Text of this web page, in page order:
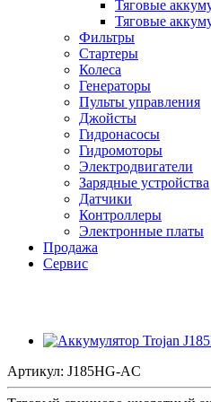
Тяговые
Тяговые
Фильтры
Стартеры
Колеса
Генераторы
Пульты управления
Джойсты
Гидронасосы
Гидромоторы
Электродвигатели
Зарядные устройства
Датчики
Контроллеры
Электронные платы
Продажа
Сервис
Артикул: J185HG-AC